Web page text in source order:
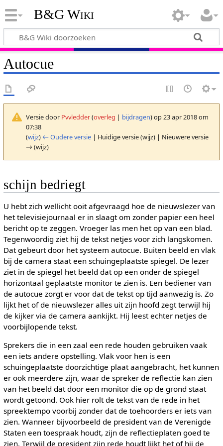
B&G Wiki
Autocue
Versie door Pvvledder(overleg | bijdragen)op 23 apr 2018 om
07:38
(wijz) ← Oudere versie| Huidige versie (wijz) | Nieuwere versie
→ (wijz)
schijn bedriegt
U hebt zich wellicht ooit afgevraagd hoe de nieuwslezer van
het televisiejournaal er in slaagt om zonder papier een heel
bericht op te zeggen. Vroeger las men het op van een blad.
Tegenwoordig ziet hij de tekst netjes voor zich langskomen.
Dat gebeurt door het systeem autocue. Buiten beeld en vlak
bij de camera staat een schuingeplaatste spiegel. De lezer
ziet in de spiegel het beeld dat op een onder de spiegel
horizontaal geplaatste monitor te zien is. Een bediener van
de autocue zorgt er voor dat de tekst op tijd aanwezig is. Zo
lijkt het of de nieuwslezer alles uit zijn hoofd zegt terwijl hij
de kijker via de camera aankijkt. Hij leest echter netjes de
voorbijlopende tekst.
Sprekers die in een zaal een rede houden gebruiken vaak
een iets andere opstelling. Vlak voor hen is een
schuingeplaatste doorzichtige plaat aangebracht, het kunnen
er ook meerdere zijn, waar de spreker de reflectie kan zien
van het beeld dat door een monitor die op de grond staat
wordt getoond. Ook hier rolt de tekst van de rede in het
spreektempo voorbij zonder dat de toehoorders er iets van
zien. Wanneer bijvoorbeeld de president van de Verenigde
Staten een toespraak houdt, zijn de reflectieplaten goed te
zien. Terwijl de president zijn rede houdt lijkt het of hij de